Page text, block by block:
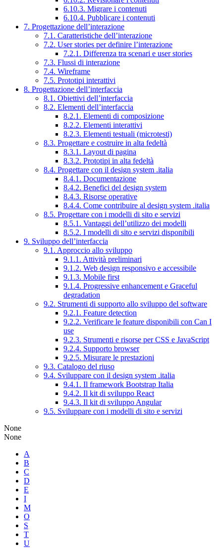
6.10.3. Migrare i contenuti
6.10.4. Pubblicare i contenuti
7. Progettazione dell’interazione
7.1. Caratteristiche dell’interazione
7.2. User stories per definire l’interazione
7.2.1. Differenza tra scenari e user stories
7.3. Flussi di interazione
7.4. Wireframe
7.5. Prototipi interattivi
8. Progettazione dell’interfaccia
8.1. Obiettivi dell’interfaccia
8.2. Elementi dell’interfaccia
8.2.1. Elementi di composizione
8.2.2. Elementi interattivi
8.2.3. Elementi testuali (microtesti)
8.3. Progettare e costruire in alta fedeltà
8.3.1. Layout di pagina
8.3.2. Prototipi in alta fedeltà
8.4. Progettare con il design system .italia
8.4.1. Documentazione
8.4.2. Benefici del design system
8.4.3. Risorse operative
8.4.4. Come contribuire al design system .italia
8.5. Progettare con i modelli di sito e servizi
8.5.1. Vantaggi dell’utilizzo dei modelli
8.5.2. I modelli di sito e servizi disponibili
9. Sviluppo dell’interfaccia
9.1. Approccio allo sviluppo
9.1.1. Attività preliminari
9.1.2. Web design responsivo e accessibile
9.1.3. Mobile first
9.1.4. Progressive enhancement e Graceful
degradation
9.2. Strumenti di supporto allo sviluppo del software
9.2.1. Feature detection
9.2.2. Verificare le feature disponibili con Can I
use
9.2.3. Strumenti e risorse per CSS e JavaScript
9.2.4. Supporto browser
9.2.5. Misurare le prestazioni
9.3. Catalogo del riuso
9.4. Sviluppare con il design system .italia
9.4.1. Il framework Bootstrap Italia
9.4.2. Il kit di sviluppo React
9.4.3. Il kit di sviluppo Angular
9.5. Sviluppare con i modelli di sito e servizi
None
None
A
B
C
D
E
I
M
O
S
T
U